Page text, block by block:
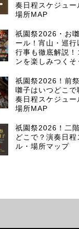
奏日程スケジュー
場所MAP
祇園祭2026・お
ール！宵山・巡行
行事も徹底解説！
ンを楽しみつくそ
祇園祭2026！前
囃子はいつどこで
奏日程スケジュー
場所MAP
祇園祭2026！二
どこで？演奏日程
ル・場所マップ